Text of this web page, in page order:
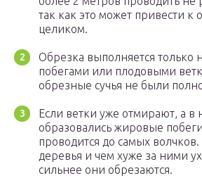
так как это может привести
целиком.
Обрезка выполняется только
побегами или плодовыми
обрезные сучья не были
Если ветки уже отмирают, а в
образовались жировые
проводится до самых волчков.
деревья и чем хуже за ними
сильнее они обрезаются.